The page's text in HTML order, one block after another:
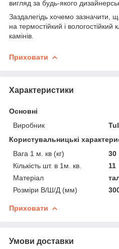
вигляд за будь-якого
Заздалегідь хочемо зазначити,
на термостійкий і
камінів.
Приховати
Характеристики
Основні
Виробник
Користувальницькі
Вага 1 м. кв (кг)
30
Кількість шт. в 1м. кв.
11
Матеріал
Розміри В/Ш/Д (мм)
Приховати
Умови доставки